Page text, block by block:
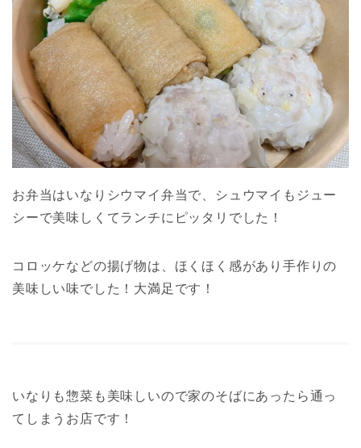
お弁当はいなりシウマイ弁当で、シュウマイもジュー
シーで美味しくてランチにピッタリでした！
コロッケなどの揚げ物は、ほくほく感があり手作りの
美味しい味でした！大満足です！
いなりも惣菜も美味しいので家のそばにあったら通っ
てしまうお店です！